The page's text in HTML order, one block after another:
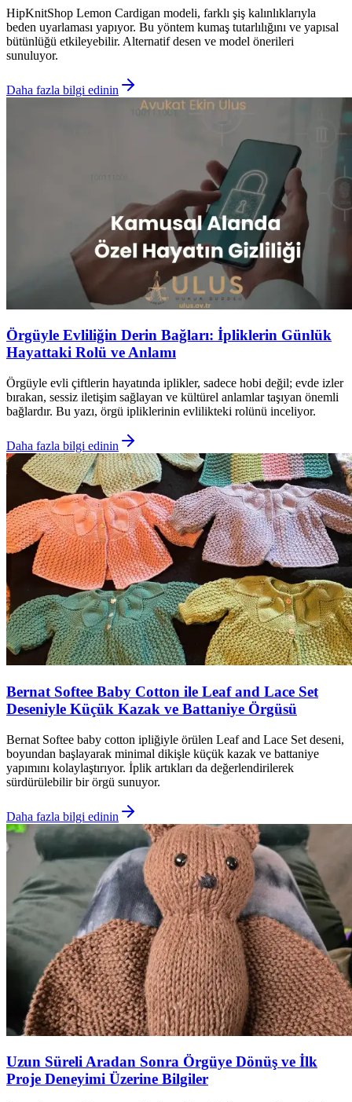
HipKnitShop Lemon Cardigan modeli, farklı şiş kalınlıklarıyla
beden uyarlaması yapıyor. Bu yöntem kumaş tutarlılığını ve yapısal
bütünlüğü etkileyebilir. Alternatif desen ve model önerileri
sunuluyor.
Daha fazla bilgi edinin
Örgüyle Evliliğin Derin Bağları: İpliklerin Günlük
Hayattaki Rolü ve Anlamı
Örgüyle evli çiftlerin hayatında iplikler, sadece hobi değil; evde izler
bırakan, sessiz iletişim sağlayan ve kültürel anlamlar taşıyan önemli
bağlardır. Bu yazı, örgü ipliklerinin evlilikteki rolünü inceliyor.
Daha fazla bilgi edinin
Bernat Softee Baby Cotton ile Leaf and Lace Set
Deseniyle Küçük Kazak ve Battaniye Örgüsü
Bernat Softee baby cotton ipliğiyle örülen Leaf and Lace Set deseni,
boyundan başlayarak minimal dikişle küçük kazak ve battaniye
yapımını kolaylaştırıyor. İplik artıkları da değerlendirilerek
sürdürülebilir bir örgü sunuyor.
Daha fazla bilgi edinin
Uzun Süreli Aradan Sonra Örgüye Dönüş ve İlk
Proje Deneyimi Üzerine Bilgiler